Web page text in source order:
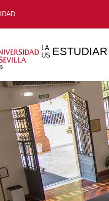
LA
US ESTUDIAR